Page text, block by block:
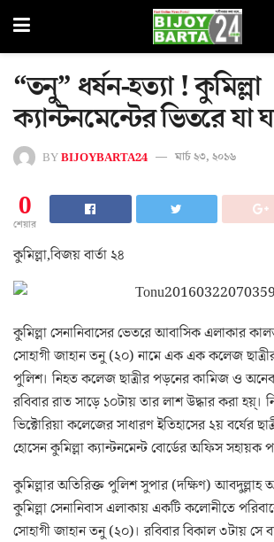
“তনু” ধর্ষন-হত্যা ! কুমিল্লা
ক্যান্টনমেন্টের ভিতরে যা
BYBIJOYBARTA24 মার্চ ২৩, ২০১৬
0
শেয়ার
কুমিল্লা,বিজয় বার্তা ২৪
কুমিল্লা সেনানিবাসের ভেতরে আবাসিক এলাকার
সোহাগী জাহান তনু (২০) নামে এক এক কলেজ
পুলিশ। নিহত কলেজ ছাত্রীর পড়নের কামিজ ও
রবিবার রাত সাড়ে ১০টায় তার লাশ উদ্ধার করা হয়্।
ভিক্টোরিয়া কলেজের সাধারণ ইতিহাসের ২য় বর্ষের
হোসেন কুমিল্লা ক্যান্টনমেন্ট বোর্ডের অফিস সহায়ক
কুমিল্লার অতিরিক্ত পুলিশ সুপার (দক্ষিণ)
কুমিল্লা সেনানিবাস এলাকায় একটি কলোনীতে
সোহাগী জাহান তনু (২০)। রবিবার বিকাল ৩টায় সে